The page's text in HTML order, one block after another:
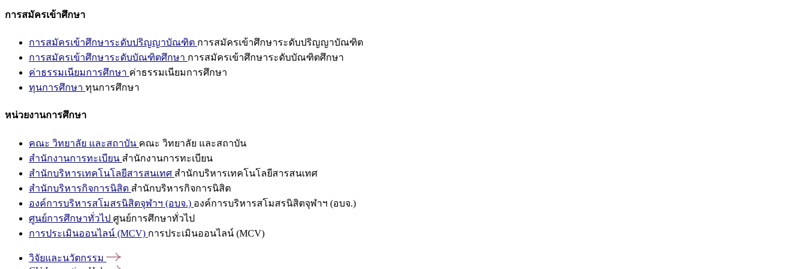
การสมัครเข้าศึกษา
การสมัครเข้าศึกษาระดับปริญญาบัณฑิต การสมัครเข้าศึกษาระดับปริญญาบัณฑิต
การสมัครเข้าศึกษาระดับบัณฑิตศึกษา การสมัครเข้าศึกษาระดับบัณฑิตศึกษา
ค่าธรรมเนียมการศึกษา ค่าธรรมเนียมการศึกษา
ทุนการศึกษา ทุนการศึกษา
หน่วยงานการศึกษา
คณะ วิทยาลัย และสถาบัน คณะ วิทยาลัย และสถาบัน
สำนักงานการทะเบียน สำนักงานการทะเบียน
สำนักบริหารเทคโนโลยีสารสนเทศ สำนักบริหารเทคโนโลยีสารสนเทศ
สำนักบริหารกิจการนิสิต สำนักบริหารกิจการนิสิต
องค์การบริหารสโมสรนิสิตจุฬาฯ (อบจ.) องค์การบริหารสโมสรนิสิตจุฬาฯ (อบจ.)
ศูนย์การศึกษาทั่วไป ศูนย์การศึกษาทั่วไป
การประเมินออนไลน์ (MCV) การประเมินออนไลน์ (MCV)
วิจัยและนวัตกรรม